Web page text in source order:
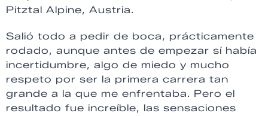
Pitztal Alpine, Austria.
Salió todo a pedir de boca, prácticamente
rodado, aunque antes de empezar sí había
incertidumbre, algo de miedo y mucho
respeto por ser la primera carrera tan
grande a la que me enfrentaba. Pero el
resultado fue increíble, las sensaciones